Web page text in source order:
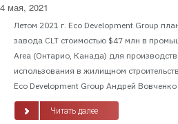
4 мая, 2021
Летом 2021 г. Eco Development Group
завода CLT стоимостью $47 млн в
Area (Онтарио, Канада) для
использования в жилищном
Eco Development Group Андрей
Читать далее